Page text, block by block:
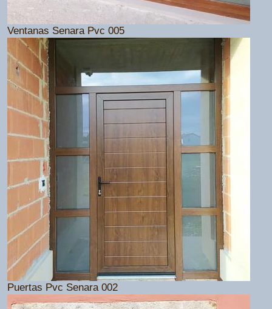
Ventanas Senara Pvc 005
Puertas Pvc Senara 002